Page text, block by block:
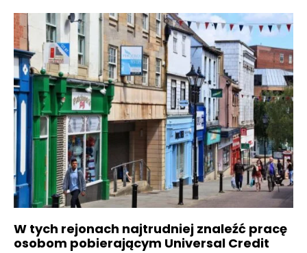
W tych rejonach najtrudniej znaleźć pracę
osobom pobierającym Universal Credit